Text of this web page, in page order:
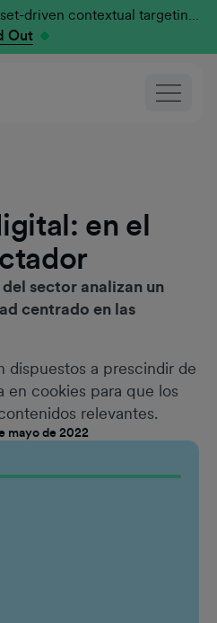
New Research: Does mindset-driven contextual targeting outperform traditional?
Out
en el
sector analizan un
centrado en las
dispuestos a prescindir de
en cookies para que los
relevantes.
mayo de 2022